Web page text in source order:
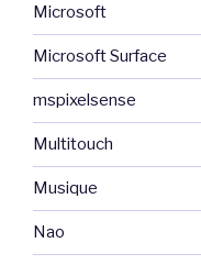
Microsoft
Microsoft Surface
mspixelsense
Multitouch
Musique
Nao